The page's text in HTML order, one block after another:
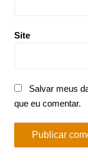
Site
Salvar meus
que eu comentar.